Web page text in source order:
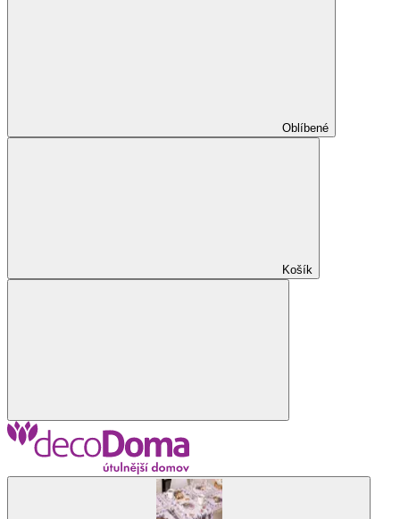
Oblíbené
Košík